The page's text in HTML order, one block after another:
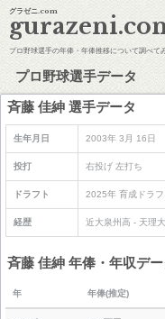
グラゼニ.com
プロ野球選手の年俸・年俸推移について調べて
プロ野球選手データ
斉藤 佳紳 選手データ
生年月日 2003年 3月 16日
投打 右投げ 左打ち
ドラフト 2025年 育成ドラ
経歴 近大泉州高 - 天理
斉藤 佳紳 年俸・年収デー
年 年俸(推定)